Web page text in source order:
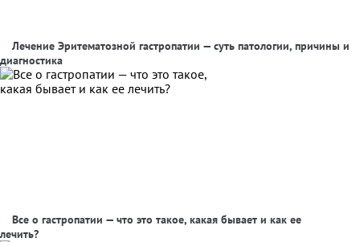
Лечение Эритематозной гастропатии — суть патологии, причины и
диагностика
Все о гастропатии — что это такое, какая бывает и как ее
лечить?